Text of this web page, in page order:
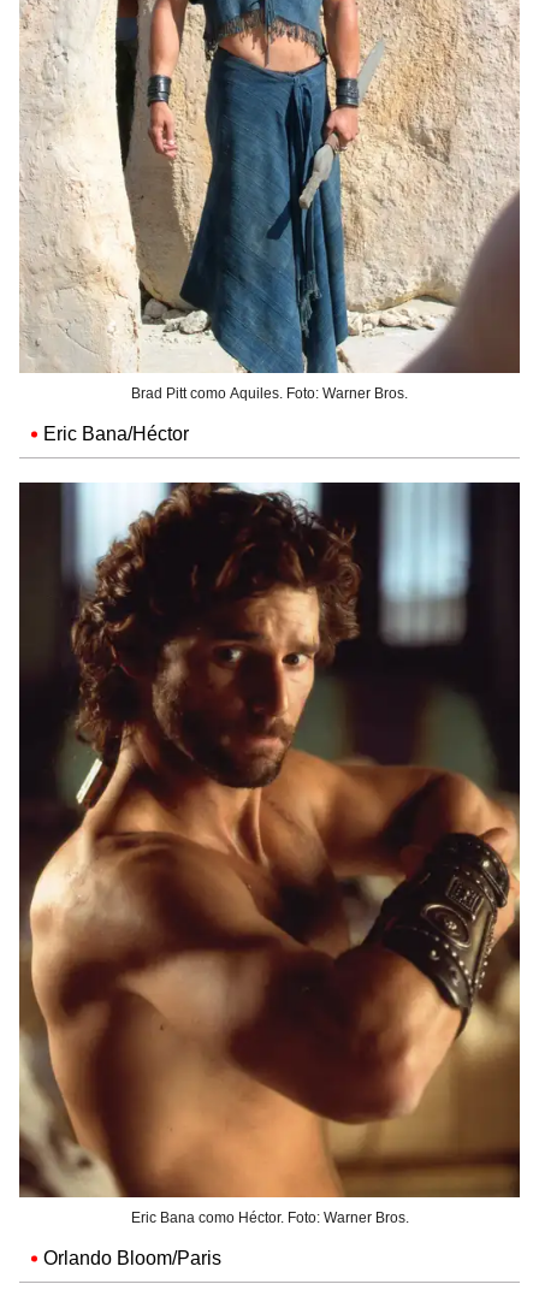
Brad Pitt como Aquiles. Foto: Warner Bros.
Eric Bana/Héctor
Eric Bana como Héctor. Foto: Warner Bros.
Orlando Bloom/Paris